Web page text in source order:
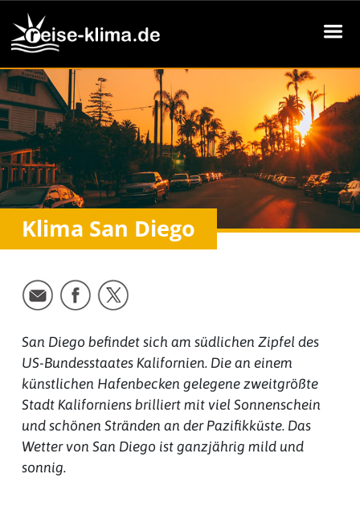
Klima San Diego
San Diego befindet sich am südlichen Zipfel des
US-Bundesstaates Kalifornien. Die an einem
künstlichen Hafenbecken gelegene zweitgrößte
Stadt Kaliforniens brilliert mit viel Sonnenschein
und schönen Stränden an der Pazifikküste. Das
Wetter von San Diego ist ganzjährig mild und
sonnig.